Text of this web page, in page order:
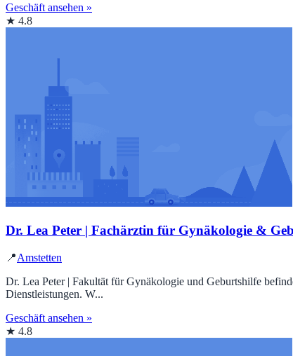
Geschäft ansehen »
★ 4.8
Dr. Lea Peter | Fachärztin für Gynäkologie &
📍Amstetten
Dr. Lea Peter | Fakultät für Gynäkologie und Geburtshilfe
Dienstleistungen. W...
Geschäft ansehen »
★ 4.8